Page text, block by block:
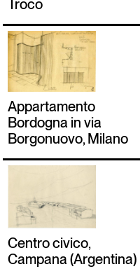
Troco
Centro civico,
Campana (Argentina)
Appartamento
Bordogna in via
Borgonuovo, Milano